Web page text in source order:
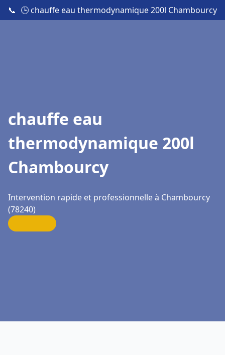
📞 🕒 chauffe eau thermodynamique 200l Chambourcy
chauffe eau
thermodynamique 200l
Chambourcy
Intervention rapide et professionnelle à Chambourcy
(78240)